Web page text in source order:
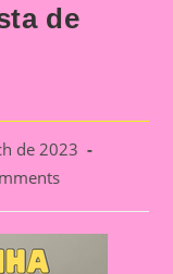
de
de 2023